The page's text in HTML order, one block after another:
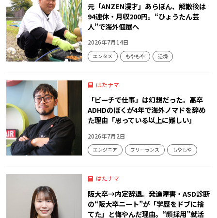
元「ANZEN漫才」あらぽん、解散後は
94連休・月収200円。“ひょうたん芸
人”で海外個展へ
2026年7月14日
エンタメ もやもや 逆境
はたナマ
「ビーチで仕事」は幻想だった。高卒
ADHDのぼくが4年で海外ノマドを辞め
た理由「思っている以上に難しい」
2026年7月2日
エンジニア フリーランス もやもや
はたナマ
阪大卒→内定辞退。発達障害・ASD診断
の“阪大卒ニート”が「学歴をドブに捨
てた」と悔やんだ理由。“顔採用”就活